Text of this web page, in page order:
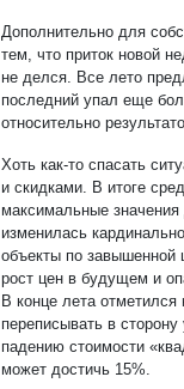
Дополнительно для
тем, что приток новой
не делся. Все лето
последний упал еще
относительно
Хоть как-то спасать
и скидками. В итоге
максимальные
изменилась
объекты по завышенной
рост цен в будущем и
В конце лета
переписывать в
падению стоимости
может достичь 15%.